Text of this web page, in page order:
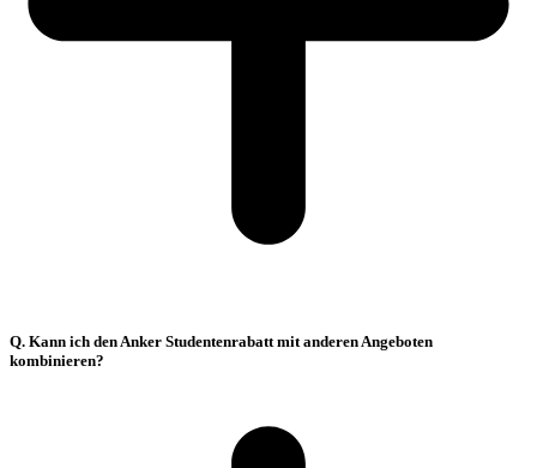
Q. Kann ich den Anker Studentenrabatt mit anderen Angeboten
kombinieren?